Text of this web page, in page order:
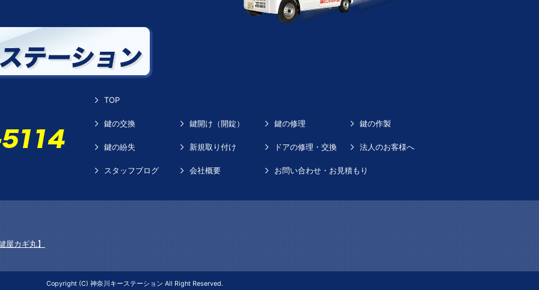
TOP
鍵の交換 鍵開け（開錠） 鍵の修理 鍵の作製
鍵の紛失 新規取り付け ドアの修理・交換 法人のお客様へ
スタッフブログ 会社概要 お問い合わせ・お見積もり
屋カギ丸】
Copyright (C) 神奈川キーステーション All Right Reserved.